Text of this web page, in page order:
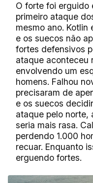
O forte foi erguido
primeiro ataque
mesmo ano.
e os suecos não
fortes defensivos
ataque aconteceu
envolvendo um
homens. Falhou
precisaram de
e os suecos
ataque pelo norte,
seria mais rasa.
perdendo 1.000
recuar. Enquanto
erguendo fortes.